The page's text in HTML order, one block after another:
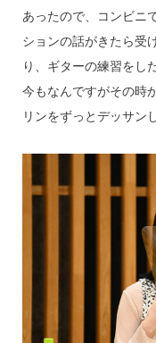
あったので、コンビニ
ションの話がきたら受
り、ギターの練習をし
今もなんですがその時
リンをずっとデッサン